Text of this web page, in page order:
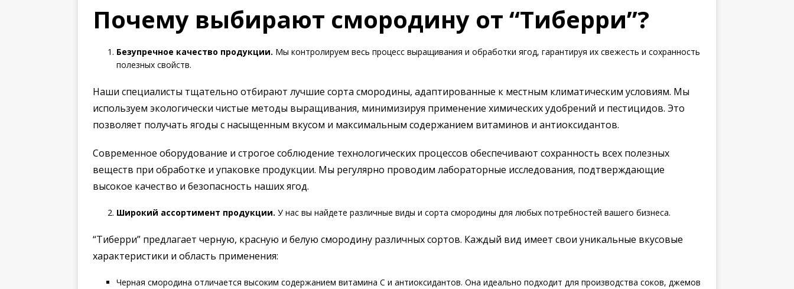
Почему выбирают смородину от “Тиберри”?
Безупречное качество продукции. Мы контролируем весь процесс выращивания и обработки ягод, гарантируя их свежесть и сохранность
полезных свойств.
Наши специалисты тщательно отбирают лучшие сорта смородины, адаптированные к местным климатическим условиям. Мы
используем экологически чистые методы выращивания, минимизируя применение химических удобрений и пестицидов. Это
позволяет получать ягоды с насыщенным вкусом и максимальным содержанием витаминов и антиоксидантов.
Современное оборудование и строгое соблюдение технологических процессов обеспечивают сохранность всех полезных
веществ при обработке и упаковке продукции. Мы регулярно проводим лабораторные исследования, подтверждающие
высокое качество и безопасность наших ягод.
Широкий ассортимент продукции. У нас вы найдете различные виды и сорта смородины для любых потребностей вашего бизнеса.
“Тиберри” предлагает черную, красную и белую смородину различных сортов. Каждый вид имеет свои уникальные вкусовые
характеристики и область применения:
Черная смородина отличается высоким содержанием витамина C и антиоксидантов. Она идеально подходит для производства соков, джемов